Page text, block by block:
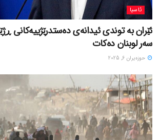
ئاسیا
ئێران بە توندی ئیدانەی دەستدرێژییەکانی
سەر لوبنان دەکات
حوزه‌یران 6, 2025